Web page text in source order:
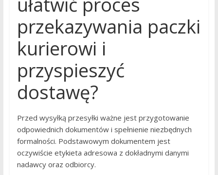
przekazywania paczki
kurierowi i
przyspieszyć
dostawę?
Przed wysyłką przesyłki ważne jest przygotowanie
odpowiednich dokumentów i spełnienie niezbędnych
formalności. Podstawowym dokumentem jest
oczywiście etykieta adresowa z dokładnymi danymi
nadawcy oraz odbiorcy.